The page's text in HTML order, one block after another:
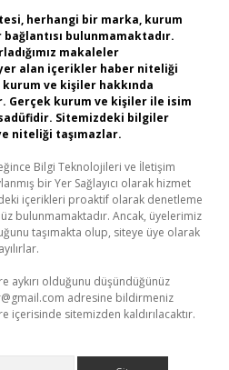
herhangi bir marka, kurum
bulunmamaktadır.
makaleler
alan içerikler haber niteliği
ve kişiler hakkında
Gerçek kurum ve kişiler ile isim
Sitemizdeki bilgiler
niteliği taşımazlar.
Bilgi Teknolojileri ve İletişim
bir Yer Sağlayıcı olarak hizmet
içerikleri proaktif olarak denetleme
bulunmamaktadır. Ancak, üyelerimiz
taşımakta olup, siteye üye olarak
aykırı olduğunu düşündüğünüz
adresine bildirmeniz
içerisinde sitemizden kaldırılacaktır.